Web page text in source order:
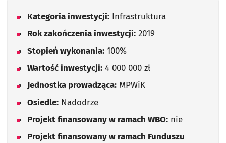
Kategoria inwestycji: Infrastruktura
Rok zakończenia inwestycji: 2019
Stopień wykonania: 100%
Wartość inwestycji: 4 000 000 zł
Jednostka prowadząca: MPWiK
Osiedle: Nadodrze
Projekt finansowany w ramach WBO: nie
Projekt finansowany w ramach Funduszu